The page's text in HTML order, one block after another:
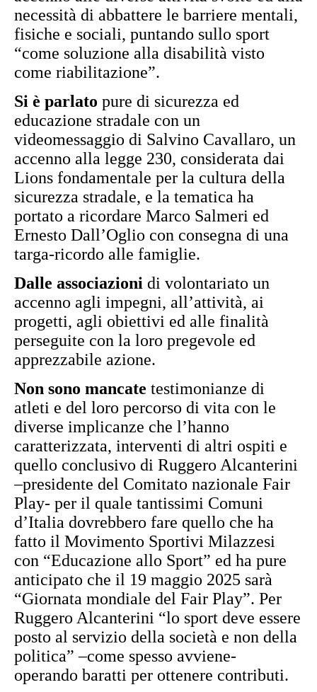
necessità di abbattere le barriere mentali,
fisiche e sociali, puntando sullo sport
“come soluzione alla disabilità visto
come riabilitazione”.
Si è parlato pure di sicurezza ed
educazione stradale con un
videomessaggio di Salvino Cavallaro, un
accenno alla legge 230, considerata dai
Lions fondamentale per la cultura della
sicurezza stradale, e la tematica ha
portato a ricordare Marco Salmeri ed
Ernesto Dall’Oglio con consegna di una
targa-ricordo alle famiglie.
Dalle associazioni di volontariato un
accenno agli impegni, all’attività, ai
progetti, agli obiettivi ed alle finalità
perseguite con la loro pregevole ed
apprezzabile azione.
Non sono mancate testimonianze di
atleti e del loro percorso di vita con le
diverse implicanze che l’hanno
caratterizzata, interventi di altri ospiti e
quello conclusivo di Ruggero Alcanterini
–presidente del Comitato nazionale Fair
Play- per il quale tantissimi Comuni
d’Italia dovrebbero fare quello che ha
fatto il Movimento Sportivi Milazzesi
con “Educazione allo Sport” ed ha pure
anticipato che il 19 maggio 2025 sarà
“Giornata mondiale del Fair Play”. Per
Ruggero Alcanterini “lo sport deve essere
posto al servizio della società e non della
politica” –come spesso avviene-
operando baratti per ottenere contributi.